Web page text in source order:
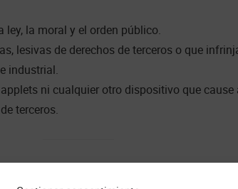
la moral y el orden público.
lesivas de derechos de terceros o que
industrial.
ni cualquier otro dispositivo que cause
terceros.